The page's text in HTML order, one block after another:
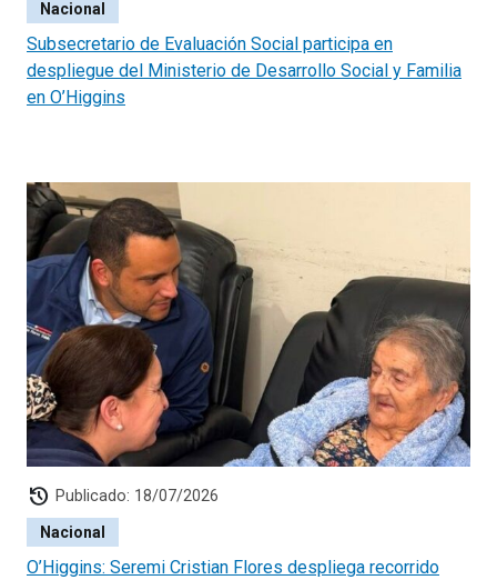
Nacional
Subsecretario de Evaluación Social participa en
despliegue del Ministerio de Desarrollo Social y Familia
en O’Higgins
history Publicado: 18/07/2026
Nacional
O’Higgins: Seremi Cristian Flores despliega recorrido